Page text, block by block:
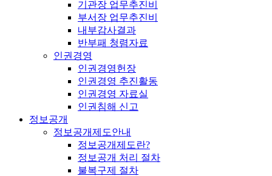
기관장 업무추진비
부서장 업무추진비
내부감사결과
반부패 청렴자료
인권경영
인권경영헌장
인권경영 추진활동
인권경영 자료실
인권침해 신고
정보공개
정보공개제도안내
정보공개제도란?
정보공개 처리 절차
불복구제 절차